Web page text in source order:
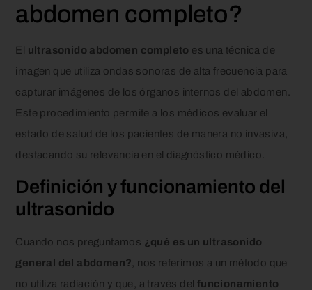
abdomen completo?
El ultrasonido abdomen completo es una técnica de
imagen que utiliza ondas sonoras de alta frecuencia para
capturar imágenes de los órganos internos del abdomen.
Este procedimiento permite a los médicos evaluar el
estado de salud de los pacientes de manera no invasiva,
destacando su relevancia en el diagnóstico médico.
Definición y funcionamiento del
ultrasonido
Cuando nos preguntamos ¿qué es un ultrasonido
general del abdomen? , nos referimos a un método que
no utiliza radiación y que, a través del funcionamiento